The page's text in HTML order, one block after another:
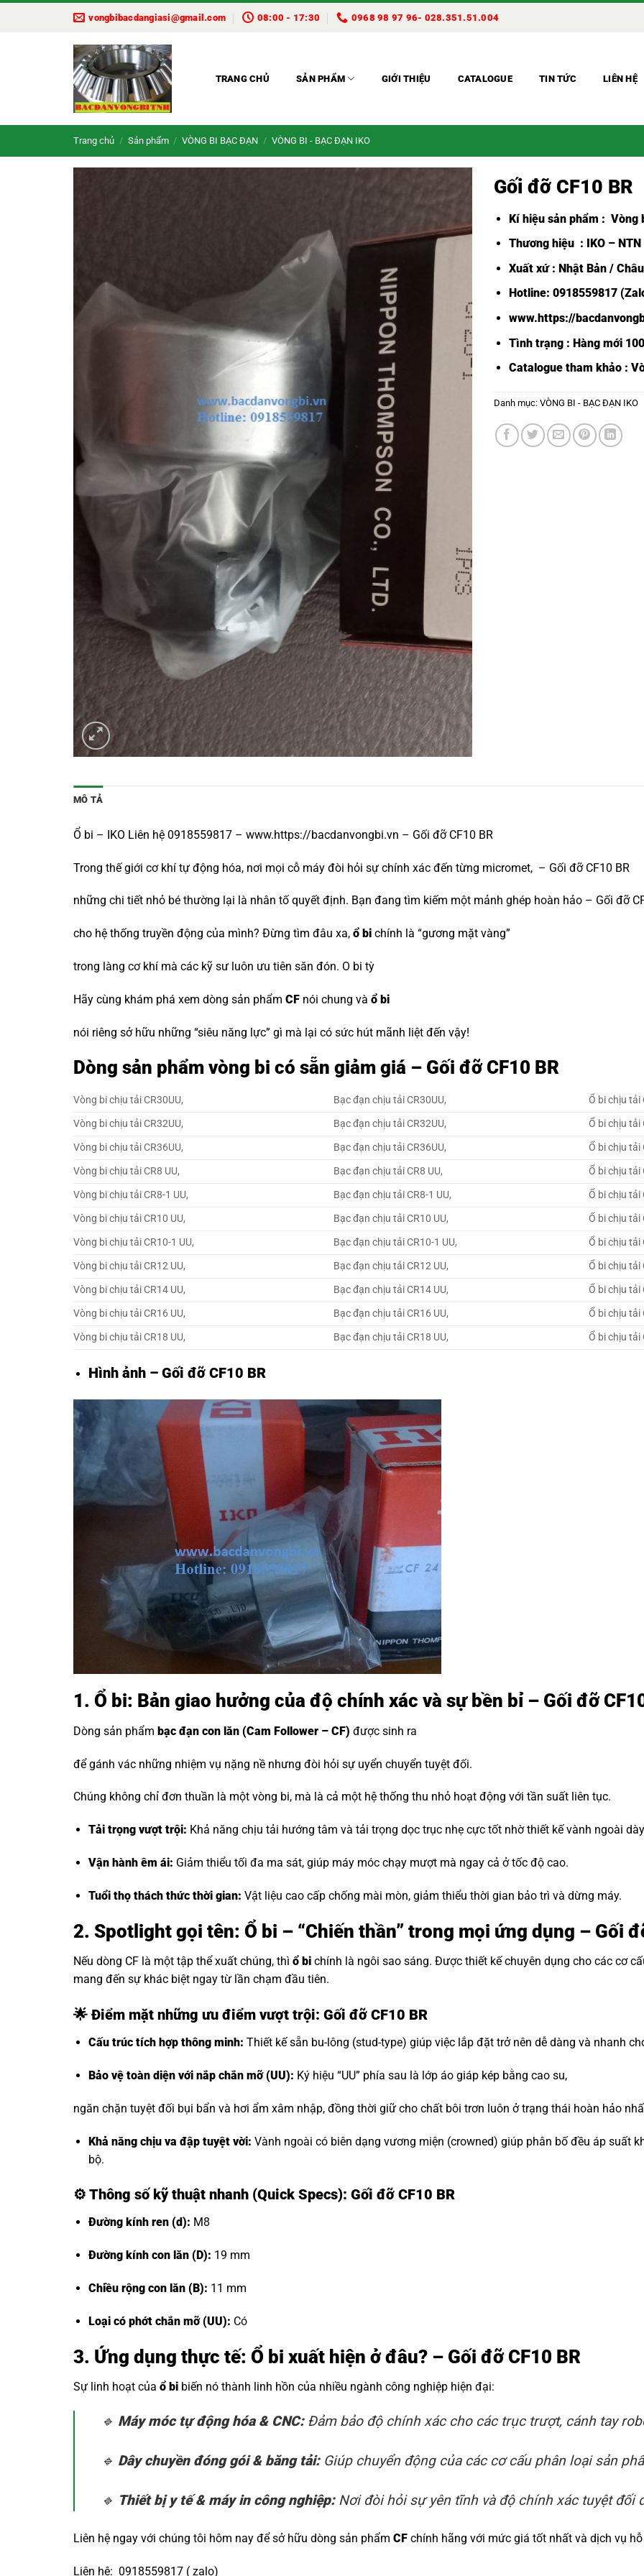
vongbibacdangiasi@gmail.com 08:00 - 17:30 0968 98 97 96- 028.351.51.004
TRANG CHỦ SẢN PHẨM GIỚI THIỆU CATALOGUE TIN TỨC LIÊN HỆ
Trang chủ / Sản phẩm / VÒNG BI BẠC ĐẠN / VÒNG BI - BẠC ĐẠN IKO
Gối đỡ CF10 BR
Kí hiệu sản phẩm : Vòng
Thương hiệu : IKO – NTN
Xuất xứ : Nhật Bản /
Hotline: 0918559817
www.https://
Tình trạng : Hàng mới
Catalogue tham khảo :
Danh mục: VÒNG BI - BẠC ĐẠN IKO
MÔ TẢ
Ổ bi – IKO Liên hệ 0918559817 – www.https://bacdanvongbi.vn – Gối đỡ CF10 BR
Trong thế giới cơ khí tự động hóa, nơi mọi cỗ máy đòi hỏi sự chính xác đến từng micromet, – Gối đỡ CF10 BR
những chi tiết nhỏ bé thường lại là nhân tố quyết định. Bạn đang tìm kiếm một mảnh ghép hoàn hảo – Gối đỡ
cho hệ thống truyền động của mình? Đừng tìm đâu xa, ổ bi chính là “gương mặt vàng”
trong làng cơ khí mà các kỹ sư luôn ưu tiên săn đón. O bi tỳ
Hãy cùng khám phá xem dòng sản phẩm CF nói chung và ổ bi
nói riêng sở hữu những “siêu năng lực” gì mà lại có sức hút mãnh liệt đến vậy!
Dòng sản phẩm vòng bi có sẵn giảm giá – Gối đỡ CF10 BR
Vòng bi chịu tải CR30UU, Bạc đạn chịu tải CR30UU,
Ổ bi chịu tải
Vòng bi chịu tải CR32UU,
Bạc đạn chịu tải CR32UU,
Ổ bi chịu tải
Vòng bi chịu tải CR36UU,
Bạc đạn chịu tải CR36UU,
Ổ bi chịu tải
Vòng bi chịu tải CR8 UU,
Bạc đạn chịu tải CR8 UU,
Ổ bi chịu tải
Vòng bi chịu tải CR8-1 UU,
Bạc đạn chịu tải CR8-1 UU,
Ổ bi chịu tải
Vòng bi chịu tải CR10 UU,
Bạc đạn chịu tải CR10 UU,
Ổ bi chịu tải
Vòng bi chịu tải CR10-1 UU,
Bạc đạn chịu tải CR10-1 UU,
Ổ bi chịu tải
Vòng bi chịu tải CR12 UU,
Bạc đạn chịu tải CR12 UU,
Ổ bi chịu tải
Vòng bi chịu tải CR14 UU,
Bạc đạn chịu tải CR14 UU,
Ổ bi chịu tải
Vòng bi chịu tải CR16 UU,
Bạc đạn chịu tải CR16 UU,
Ổ bi chịu tải
Vòng bi chịu tải CR18 UU,
Bạc đạn chịu tải CR18 UU, Ổ bi chịu tải
Hình ảnh – Gối đỡ CF10 BR
1. Ổ bi: Bản giao hưởng của độ chính xác và sự bền bỉ – Gối đỡ
Dòng sản phẩm bạc đạn con lăn (Cam Follower – CF) được sinh ra
để gánh vác những nhiệm vụ nặng nề nhưng đòi hỏi sự uyển chuyển tuyệt đối.
Chúng không chỉ đơn thuần là một vòng bi, mà là cả một hệ thống thu nhỏ hoạt động với tần suất liên tục.
Tải trọng vượt trội: Khả năng chịu tải hướng tâm và tải trọng dọc trục nhẹ cực tốt nhờ thiết kế vành ngoài
Vận hành êm ái: Giảm thiểu tối đa ma sát, giúp máy móc chạy mượt mà ngay cả ở tốc độ cao.
Tuổi thọ thách thức thời gian: Vật liệu cao cấp chống mài mòn, giảm thiểu thời gian bảo trì và dừng máy.
2. Spotlight gọi tên: Ổ bi – “Chiến thần” trong mọi ứng dụng – Gối
Nếu dòng CF là một tập thể xuất chúng, thì ổ bi chính là ngôi sao sáng. Được thiết kế chuyên dụng cho các cơ
mang đến sự khác biệt ngay từ lần chạm đầu tiên.
🌟 Điểm mặt những ưu điểm vượt trội: Gối đỡ CF10 BR
Cấu trúc tích hợp thông minh: Thiết kế sẵn bu-lông (stud-type) giúp việc lắp đặt trở nên dễ dàng và nhanh
Bảo vệ toàn diện với nắp chắn mỡ (UU): Ký hiệu “UU” phía sau là lớp áo giáp kép bằng cao su,
ngăn chặn tuyệt đối bụi bẩn và hơi ẩm xâm nhập, đồng thời giữ cho chất bôi trơn luôn ở trạng thái hoàn hảo
Khả năng chịu va đập tuyệt vời: Vành ngoài có biên dạng vương miện (crowned) giúp phân bố đều áp suất
bộ.
⚙️ Thông số kỹ thuật nhanh (Quick Specs): Gối đỡ CF10 BR
Đường kính ren (d): M8
Đường kính con lăn (D): 19 mm
Chiều rộng con lăn (B): 11 mm
Loại có phớt chắn mỡ (UU): Có
3. Ứng dụng thực tế: Ổ bi xuất hiện ở đâu? – Gối đỡ CF10 BR
Sự linh hoạt của ổ bi biến nó thành linh hồn của nhiều ngành công nghiệp hiện đại:
🔹 Máy móc tự động hóa & CNC:Đảm bảo độ chính xác cho các trục trượt, cánh tay
🔹 Dây chuyền đóng gói & băng tải:Giúp chuyển động của các cơ cấu phân loại sản
🔹 Thiết bị y tế & máy in công nghiệp:Nơi đòi hỏi sự yên tĩnh và độ chính xác tuyệt đối
Liên hệ ngay với chúng tôi hôm nay để sở hữu dòng sản phẩm CF chính hãng với mức giá tốt nhất và dịch vụ
Liên hệ: 0918559817 ( zalo)